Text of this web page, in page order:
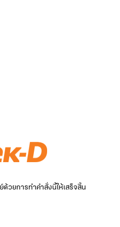
วยการทำคำสั่งนี้ให้เสร็จสิ้น